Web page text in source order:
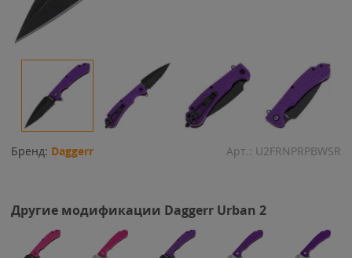
Бренд: Daggerr Арт.: U2FRNPRPBWSR
Другие модификации Daggerr Urban 2